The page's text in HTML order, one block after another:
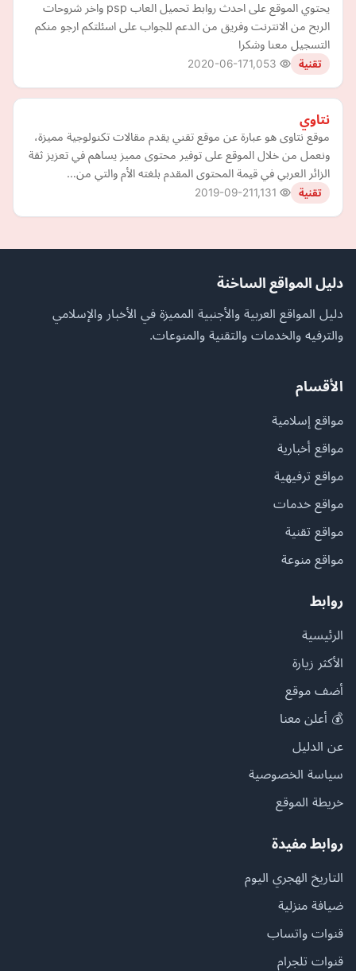
يحتوي الموقع على احدث روابط تحميل العاب psp واخر شروحات
الربح من الانترنت وفريق من الدعم للجواب على اسئلتكم ارجو منكم
التسجيل معنا وشكرا
تقنية 2020-06-17
نتاوي
موقع نتاوى هو عبارة عن موقع تقني يقدم مقالات تكنولوجية مميزة،
ونعمل من خلال الموقع على توفير محتوى مميز يساهم في تعزيز ثقة
الزائر العربي في قيمة المحتوى المقدم بلغته الأم والتي من…
تقنية 2019-09-21
دليل المواقع الساخنة
دليل المواقع العربية والأجنبية المميزة في الأخبار والإسلامي
والترفيه والخدمات والتقنية والمنوعات.
الأقسام
مواقع إسلامية
مواقع أخبارية
مواقع ترفيهية
مواقع خدمات
مواقع تقنية
مواقع منوعة
روابط
الرئيسية
الأكثر زيارة
أضف موقع
💰 أعلن معنا
عن الدليل
سياسة الخصوصية
خريطة الموقع
روابط مفيدة
التاريخ الهجري اليوم
ضيافة منزلية
قنوات واتساب
قنوات تلجرام